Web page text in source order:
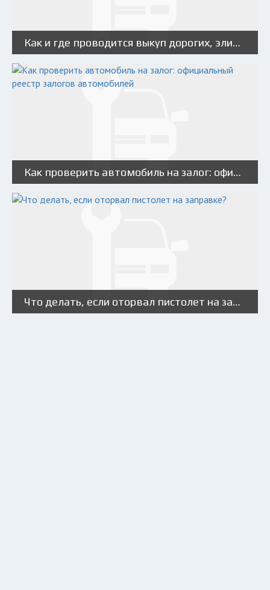
Как и где проводится выкуп дорогих, элитных и люксовых автомобилей?
Как проверить автомобиль на залог: официальный реестр залогов автомобилей
Что делать, если оторвал пистолет на заправке?